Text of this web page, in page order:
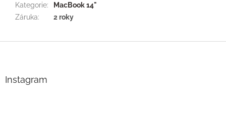
Kategorie:
MacBook 14"
Záruka: 2 roky
Instagram